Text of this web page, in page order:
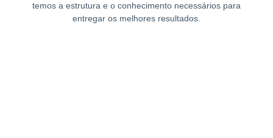
temos a estrutura e o conhecimento necessários para
entregar os melhores resultados.